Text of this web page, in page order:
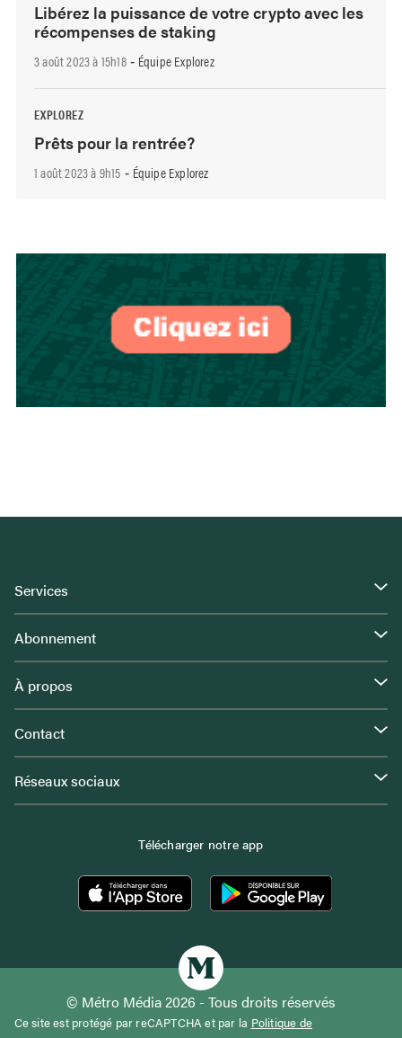
Libérez la puissance de votre crypto avec les
récompenses de staking
3 août 2023 à 15h18- Équipe Explorez
EXPLOREZ
Prêts pour la rentrée?
1 août 2023 à 9h15 - Équipe Explorez
Services
Abonnement
À propos
Contact
Réseaux sociaux
Télécharger notre app
© Métro Média 2026 - Tous droits réservés
Ce site est protégé par reCAPTCHA et par la Politique de